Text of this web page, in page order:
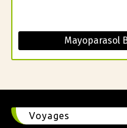
Mayoparasol
Voyages